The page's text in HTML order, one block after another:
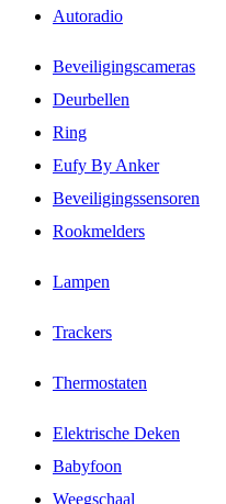
Autoradio
Beveiligingscameras
Deurbellen
Ring
Eufy By Anker
Beveiligingssensoren
Rookmelders
Lampen
Trackers
Thermostaten
Elektrische Deken
Babyfoon
Weegschaal